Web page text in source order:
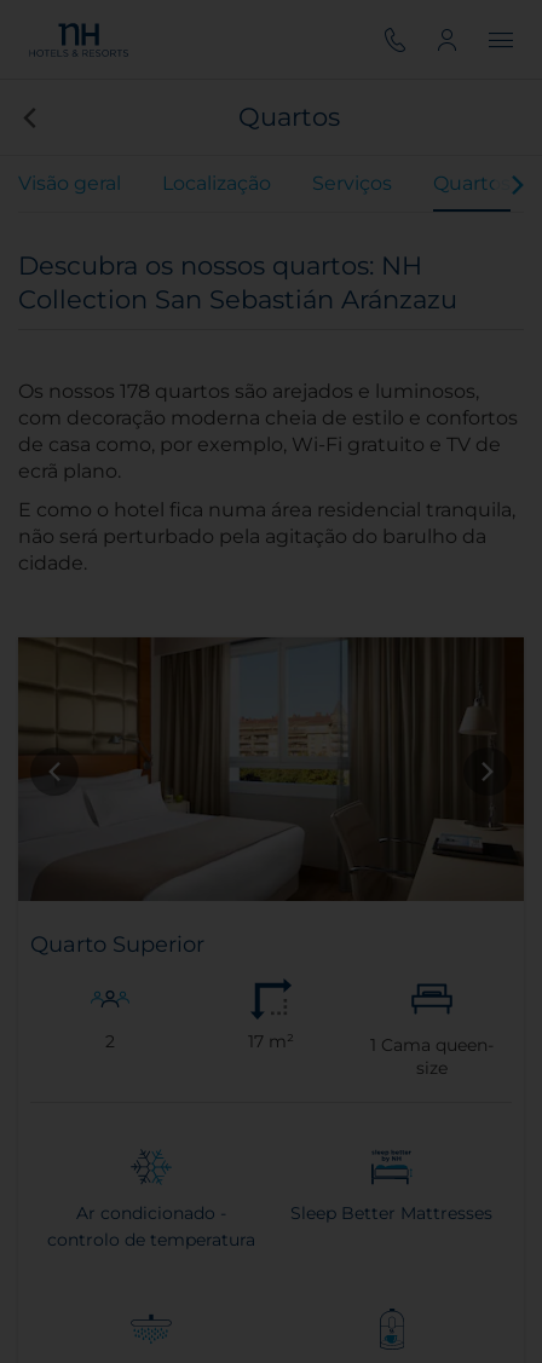
Quartos
Visão geral Localização Serviços Quartos
Descubra os nossos quartos: NH
Collection San Sebastián Aránzazu
Os nossos 178 quartos são arejados e luminosos,
com decoração moderna cheia de estilo e confortos
de casa como, por exemplo, Wi-Fi gratuito e TV de
ecrã plano.
E como o hotel fica numa área residencial tranquila,
não será perturbado pela agitação do barulho da
cidade.
Quarto Superior
2 17 m² 1 Cama queen-
size
Ar condicionado -
controlo de temperatura
Sleep Better Mattresses